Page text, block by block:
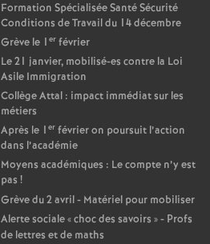
Formation Spécialisée Santé Sécurité
Conditions de Travail du 14 décembre
Grève le 1 er février
Le 21 janvier, mobilisé-es contre la Loi
Asile Immigration
Collège Attal : impact immédiat sur les
métiers
Après le 1 er février on poursuit l’action
dans l’académie
Moyens académiques : Le compte n’y est
pas !
Grève du 2 avril - Matériel pour mobiliser
Alerte sociale «choc des savoirs » - Profs
de lettres et de maths